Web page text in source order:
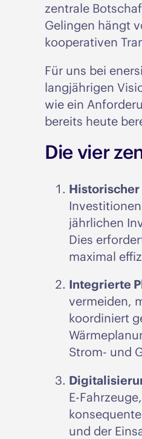
zentrale
Gelingen hängt
kooperativen
Für uns bei
langjährigen
wie ein
bereits heute
Die vier
jährlichen
Dies
maximal
Integrierte
vermeiden,
koordiniert
Strom- und
E-
und der